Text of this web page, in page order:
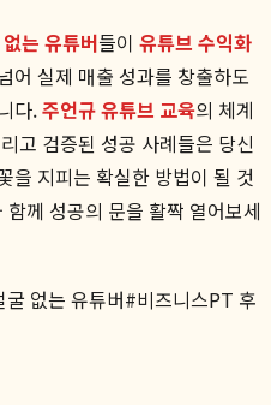
는 유튜버들이 유튜브 수익화
어 실제 매출 성과를 창출하도
다.주언규 유튜브 교육의 체계
고 검증된 성공 사례들은 당신
을 지피는 확실한 방법이 될 것
께 성공의 문을 활짝 열어보세
굴 없는 유튜버#비즈니스PT 후